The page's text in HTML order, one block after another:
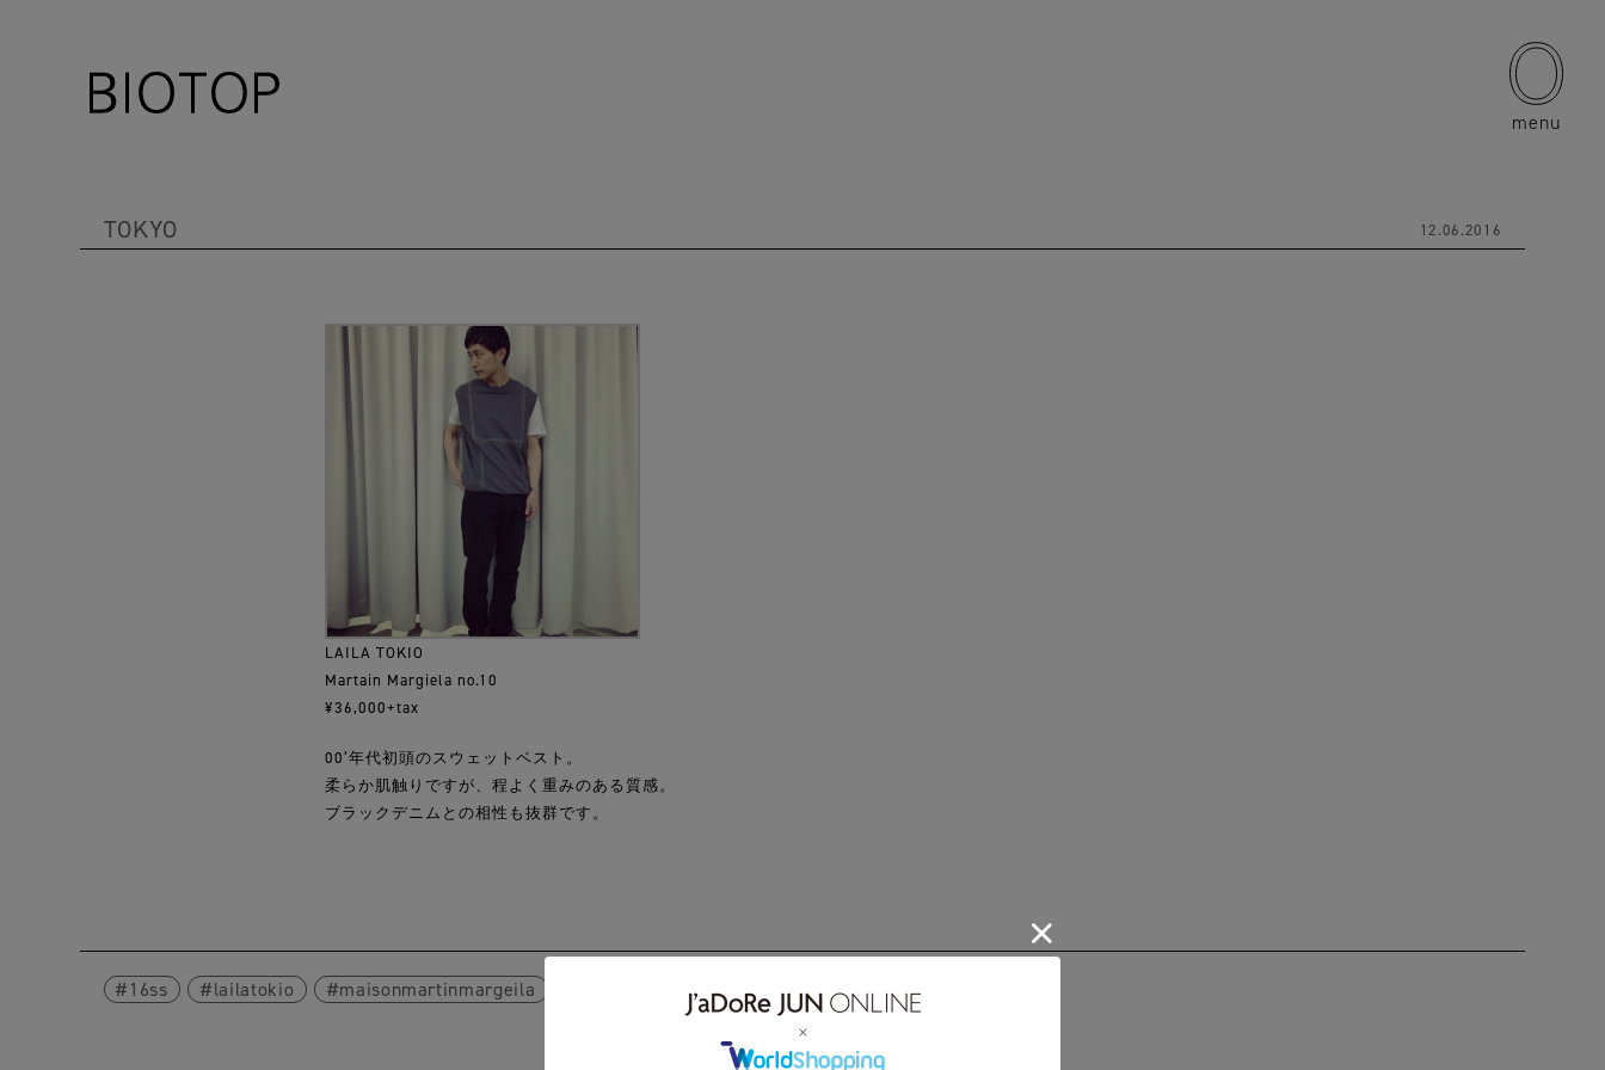
menu
TOKYO 12.06.2016
LAILA TOKIO
Martain Margiela no.10
¥36,000+tax
00’年代初頭のスウェットベスト。
柔らか肌触りですが、程よく重みのある質感。
ブラックデニムとの相性も抜群です。
16ss lailatokio maisonmartinmargeila